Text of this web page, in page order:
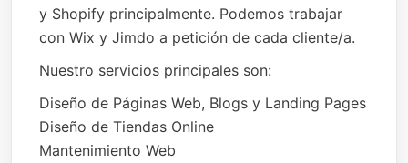
y Shopify principalmente. Podemos trabajar
con Wix y Jimdo a petición de cada cliente/a.
Nuestro servicios principales son:
Diseño de Páginas Web, Blogs y Landing Pages
Diseño de Tiendas Online
Mantenimiento Web